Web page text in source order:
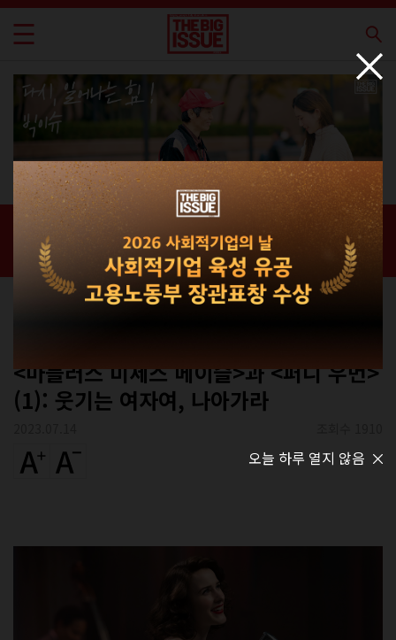
신간 · 과월호
홈 / 매거진 / 신간 · 과월호
<마블러스 미세스 메이슬>과 <퍼니 우먼>
(1): 웃기는 여자여, 나아가라
오늘 하루 열지 않음